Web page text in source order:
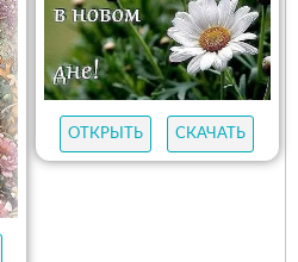
ОТКРЫТЬ СКАЧАТЬ